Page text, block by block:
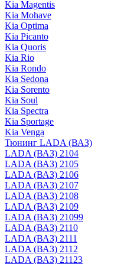
Kia Magentis
Kia Mohave
Kia Optima
Kia Picanto
Kia Quoris
Kia Rio
Kia Rondo
Kia Sedona
Kia Sorento
Kia Soul
Kia Spectra
Kia Sportage
Kia Venga
Тюнинг LADA (ВАЗ)
LADA (ВАЗ) 2104
LADA (ВАЗ) 2105
LADA (ВАЗ) 2106
LADA (ВАЗ) 2107
LADA (ВАЗ) 2108
LADA (ВАЗ) 2109
LADA (ВАЗ) 21099
LADA (ВАЗ) 2110
LADA (ВАЗ) 2111
LADA (ВАЗ) 2112
LADA (ВАЗ) 21123